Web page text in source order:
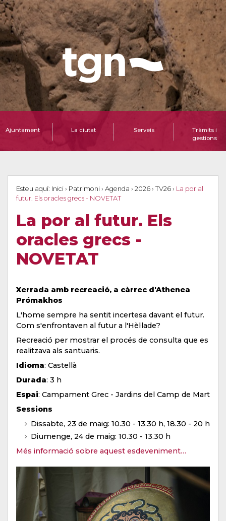
Ajuntament La ciutat Serveis
Tràmits i
gestions
Esteu aquí: Inici › Patrimoni › Agenda › 2026 › TV26 › La por al
futur. Els oracles grecs - NOVETAT
La por al futur. Els
oracles grecs -
NOVETAT
Xerrada amb recreació, a càrrec d'Athenea
Prómakhos
L'home sempre ha sentit incertesa davant el futur.
Com s'enfrontaven al futur a l'Hèl·lade?
Recreació per mostrar el procés de consulta que es
realitzava als santuaris.
Idioma: Castellà
Durada: 3 h
Espai: Campament Grec - Jardins del Camp de Mart
Sessions
Dissabte, 23 de maig: 10.30 - 13.30 h, 18.30 - 20 h
Diumenge, 24 de maig: 10.30 - 13.30 h
Més informació sobre aquest esdeveniment…